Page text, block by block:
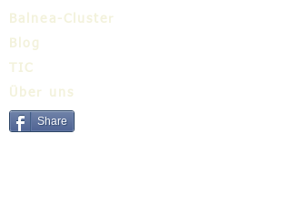
Balnea-Cluster
Blog
TIC
Über uns
Share